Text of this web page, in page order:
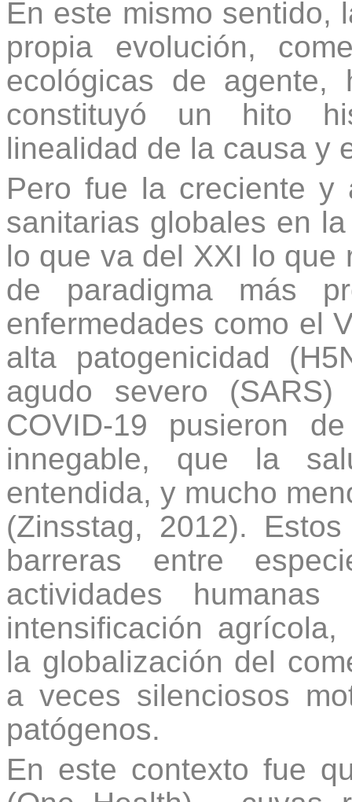
En este mismo sentido,
propia evolución,
ecológicas de agente,
constituyó un hito
linealidad de la causa y
Pero fue la creciente y
sanitarias globales en
lo que va del XXI lo que
de paradigma más
enfermedades como el
alta patogenicidad
agudo severo
COVID-19 pusieron
innegable, que la
entendida, y mucho
(Zinsstag, 2012).
barreras entre
actividades
intensificación
la globalización del
a veces silenciosos
patógenos.
En este contexto fue